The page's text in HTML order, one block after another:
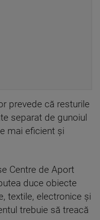
prevede că resturile
separat de gunoiul
mai eficient și
Centre de Aport
duce obiecte
textile, electronice și
trebuie să treacă